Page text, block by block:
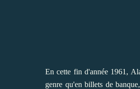
En cette fin d'année 1961,
genre qu'en billets de